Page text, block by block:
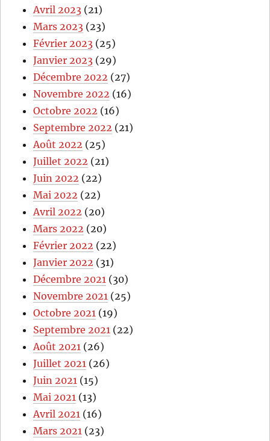
Avril 2023 (21)
Mars 2023 (23)
Février 2023 (25)
Janvier 2023 (29)
Décembre 2022 (27)
Novembre 2022 (16)
Octobre 2022 (16)
Septembre 2022 (21)
Août 2022 (25)
Juillet 2022 (21)
Juin 2022 (22)
Mai 2022 (22)
Avril 2022 (20)
Mars 2022 (20)
Février 2022 (22)
Janvier 2022 (31)
Décembre 2021 (30)
Novembre 2021 (25)
Octobre 2021 (19)
Septembre 2021 (22)
Août 2021 (26)
Juillet 2021 (26)
Juin 2021 (15)
Mai 2021 (13)
Avril 2021 (16)
Mars 2021 (23)